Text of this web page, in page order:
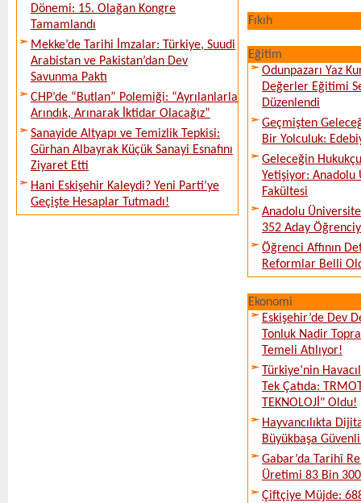
Dönemi: 15. Olağan Kongre
Tamamlandı
Mekke’de Tarihi İmzalar: Türkiye, Suudi
Arabistan ve Pakistan’dan Dev
Savunma Paktı
CHP’de “Butlan” Polemiği: “Ayrılanlarla
Arındık, Arınarak İktidar Olacağız”
Sanayide Altyapı ve Temizlik Tepkisi:
Gürhan Albayrak Küçük Sanayi Esnafını
Ziyaret Etti
Hani Eskişehir Kaleydi? Yeni Parti’ye
Geçişte Hesaplar Tutmadı!
Fıkıh
Eğitim
Odunpazarı Yaz
Değerler Eğitimi
Düzenlendi
Geçmişten
Bir Yolculuk:
Geleceğin
Yetişiyor: Anadolu
Fakültesi
Anadolu
352 Aday
Öğrenci Affının
Reformlar Belli
Ekonomi
Eskişehir’de Dev
Tonluk Nadir
Temeli Atılıyor!
Türkiye’nin
Tek Çatıda:
TEKNOLOJİ" Oldu!
Hayvancılıkta
Büyükbaşa
Gabar’da Tarihî
Üretimi 83 Bin
Çiftçiye Müjde: